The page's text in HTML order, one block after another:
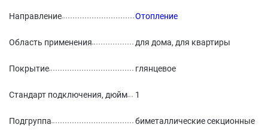
Направление Отопление
Область применения для дома, для квартиры
Покрытие глянцевое
Стандарт подключения, дюйм 1
Подгруппа биметаллические секционные